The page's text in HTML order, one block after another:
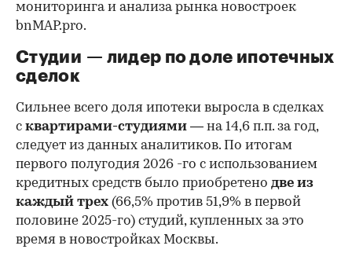
мониторинга и анализа рынка новостроек
bnMAP.pro.
Студии — лидер по доле ипотечных
сделок
Сильнее всего доля ипотеки выросла в сделках
с квартирами-студиями — на 14,6 п.п. за год,
следует из данных аналитиков. По итогам
первого полугодия 2026 -го с использованием
кредитных средств было приобретено две из
каждый трех (66,5% против 51,9% в первой
половине 2025-го) студий, купленных за это
время в новостройках Москвы.